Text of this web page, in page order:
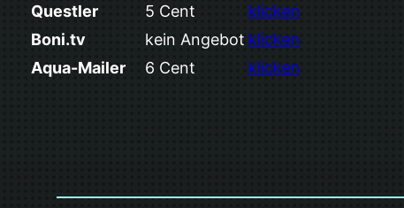
Questler
5 Cent
klicken
Boni.tv
kein Angebot klicken
Aqua-Mailer
6 Cent klicken